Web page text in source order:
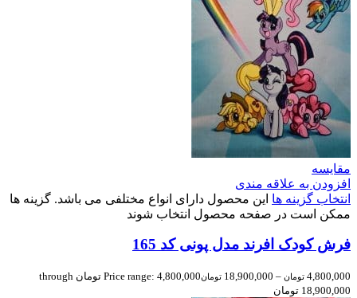
مقایسه
افزودن به علاقه مندی
انتخاب گزینه ها این محصول دارای انواع مختلفی می باشد. گزینه ها
ممکن است در صفحه محصول انتخاب شوند
فرش کودک افرند مدل پونی کد 165
4,800,000 تومان –
18,900,000 تومان
Price range: 4,800,000 تومان through
18,900,000 تومان